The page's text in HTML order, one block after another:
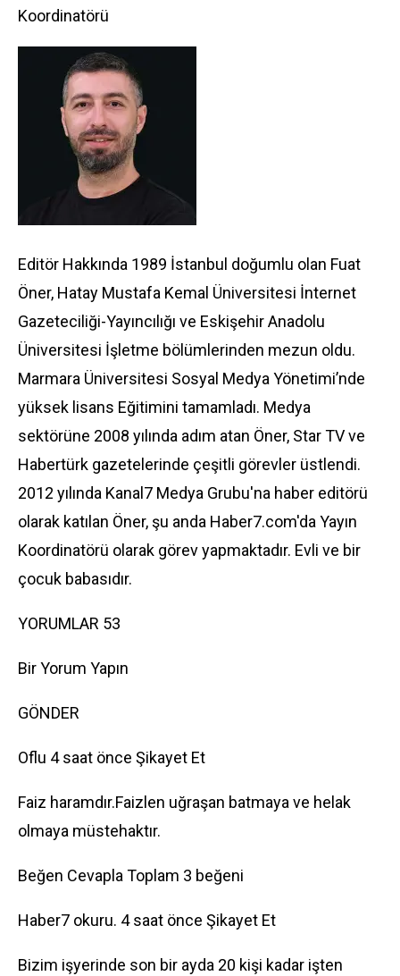
Koordinatörü
Editör Hakkında 1989 İstanbul doğumlu olan Fuat
Öner, Hatay Mustafa Kemal Üniversitesi İnternet
Gazeteciliği-Yayıncılığı ve Eskişehir Anadolu
Üniversitesi İşletme bölümlerinden mezun oldu.
Marmara Üniversitesi Sosyal Medya Yönetimi’nde
yüksek lisans Eğitimini tamamladı. Medya
sektörüne 2008 yılında adım atan Öner, Star TV ve
Habertürk gazetelerinde çeşitli görevler üstlendi.
2012 yılında Kanal7 Medya Grubu'na haber editörü
olarak katılan Öner, şu anda Haber7.com'da Yayın
Koordinatörü olarak görev yapmaktadır. Evli ve bir
çocuk babasıdır.
YORUMLAR 53
Bir Yorum Yapın
GÖNDER
Oflu 4 saat önce Şikayet Et
Faiz haramdır.Faizlen uğraşan batmaya ve helak
olmaya müstehaktır.
Beğen Cevapla Toplam 3 beğeni
Haber7 okuru. 4 saat önce Şikayet Et
Bizim işyerinde son bir ayda 20 kişi kadar işten